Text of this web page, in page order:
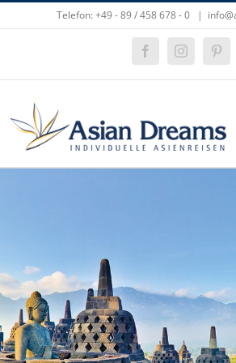
Inhalt
Telefon: +49 - 89 / 458 678 - 0 |
FacebookInstagram